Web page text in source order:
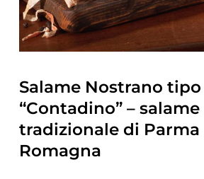
Salame Nostrano
“Contadino” – salame
tradizionale di Parma
Romagna